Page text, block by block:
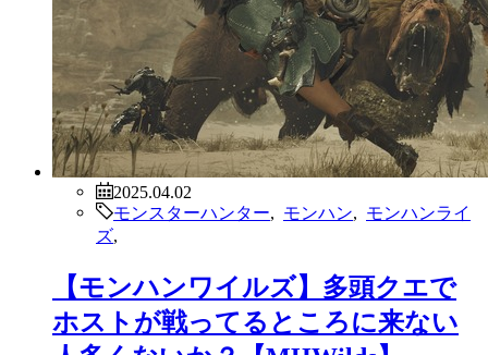
2025.04.02
モンスターハンター
モンハン
モンハンライ
ズ
【モンハンワイルズ】多頭クエで
ホストが戦ってるところに来ない